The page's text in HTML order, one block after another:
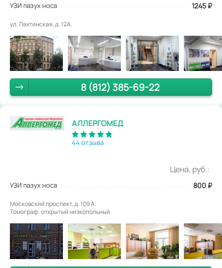
УЗИ пазух носа 1245 ₽
ул. Лахтинская, д. 12А.
8 (812) 385-69-22
АЛЛЕРГОМЕД
44 отзыва
Цена, руб.:
УЗИ пазух носа 800 ₽
Московский проспект, д. 109 А.
Томограф: открытый низкопольный